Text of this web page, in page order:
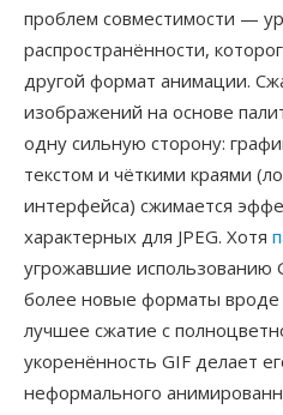
проблем совместимости —
распространённости,
другой формат анимации.
изображений на основе
одну сильную сторону:
текстом и чёткими краями
интерфейса) сжимается
характерных для JPEG. Хотя
угрожавшие использованию
более новые форматы вроде
лучшее сжатие с
укоренённость GIF делает
неформального